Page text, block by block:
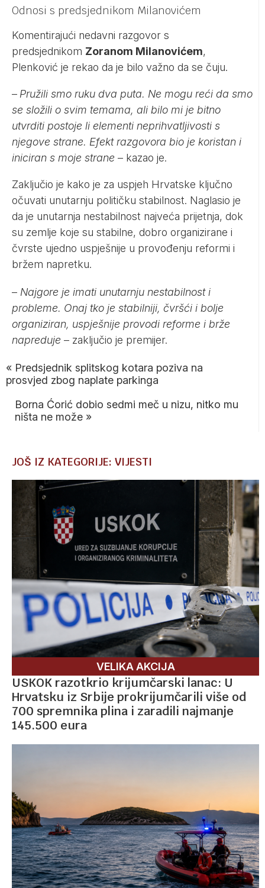
Odnosi s predsjednikom Milanovićem
Komentirajući nedavni razgovor s
predsjednikom Zoranom Milanovićem,
Plenković je rekao da je bilo važno da se čuju.
– Pružili smo ruku dva puta. Ne mogu reći da smo
se složili o svim temama, ali bilo mi je bitno
utvrditi postoje li elementi neprihvatljivosti s
njegove strane. Efekt razgovora bio je koristan i
iniciran s moje strane – kazao je.
Zaključio je kako je za uspjeh Hrvatske ključno
očuvati unutarnju političku stabilnost. Naglasio je
da je unutarnja nestabilnost najveća prijetnja, dok
su zemlje koje su stabilne, dobro organizirane i
čvrste ujedno uspješnije u provođenju reformi i
bržem napretku.
– Najgore je imati unutarnju nestabilnost i
probleme. Onaj tko je stabilniji, čvršći i bolje
organiziran, uspješnije provodi reforme i brže
napreduje – zaključio je premijer.
« Predsjednik splitskog kotara poziva na
prosvjed zbog naplate parkinga
Borna Ćorić dobio sedmi meč u nizu, nitko mu
ništa ne može »
JOŠ IZ KATEGORIJE: VIJESTI
VELIKA AKCIJA
USKOK razotkrio krijumčarski lanac: U
Hrvatsku iz Srbije prokrijumčarili više od
700 spremnika plina i zaradili najmanje
145.500 eura